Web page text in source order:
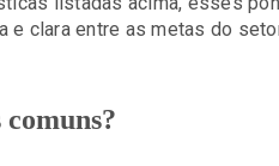
e clara entre as metas do
comuns?